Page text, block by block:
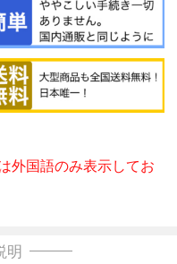
外国語のみ表示してお
明